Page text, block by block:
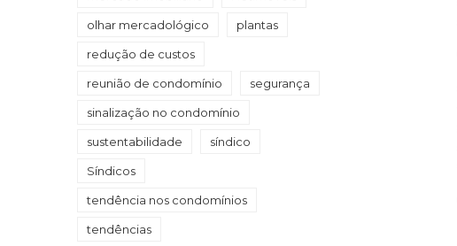
olhar mercadológico plantas
redução de custos
reunião de condomínio segurança
sinalização no condomínio
sustentabilidade síndico
Síndicos
tendência nos condomínios
tendências